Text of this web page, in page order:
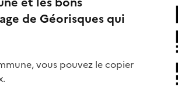
de Géorisques qui
vous pouvez le copier